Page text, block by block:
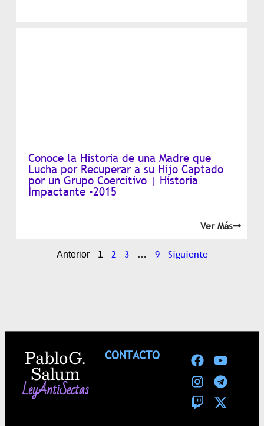
Conoce la Historia de una Madre que
Lucha por Recuperar a su Hijo Captado
por un Grupo Coercitivo | Historia
Impactante -2015
Ver Más
Anterior 1 2 3 … 9 Siguiente
CONTACTO
Pablo G.
Salum
LeyAntiSectas